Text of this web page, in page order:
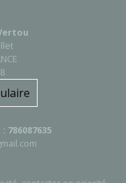
: 786087635